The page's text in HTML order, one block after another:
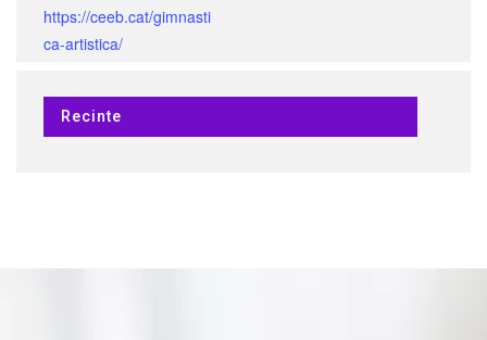
https://ceeb.cat/gimnasti
ca-artistica/
Recinte